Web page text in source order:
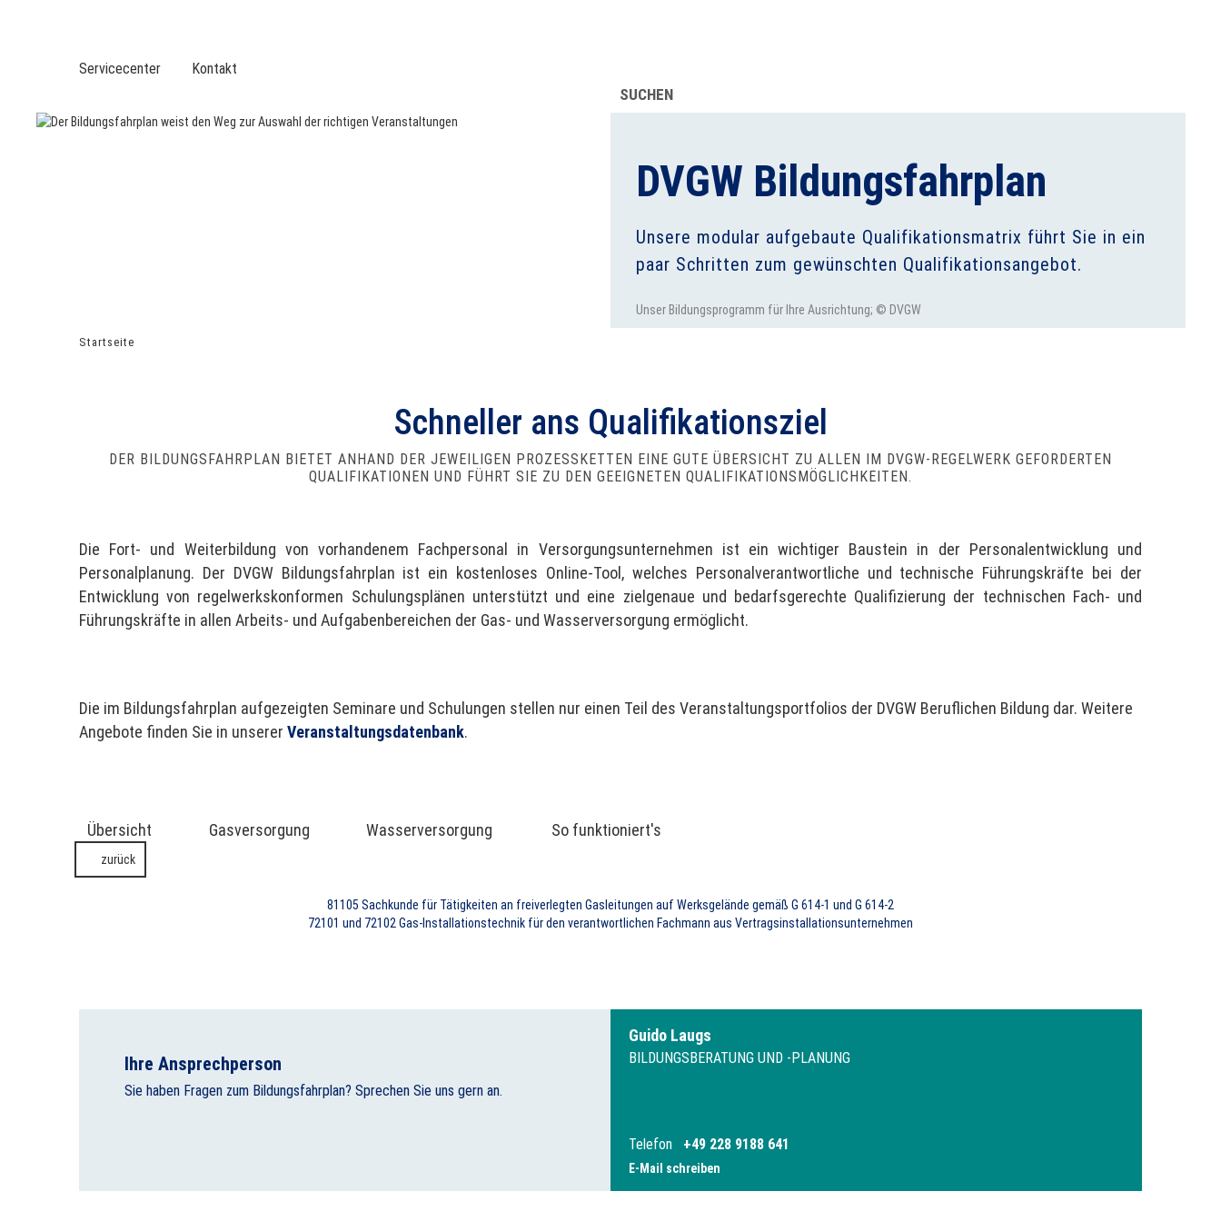
Servicecenter Kontakt
SUCHEN
DVGW Bildungsfahrplan
Unsere modular aufgebaute Qualifikationsmatrix führt Sie in ein
paar Schritten zum gewünschten Qualifikationsangebot.
Unser Bildungsprogramm für Ihre Ausrichtung; © DVGW
Startseite
Schneller ans Qualifikationsziel
DER BILDUNGSFAHRPLAN BIETET ANHAND DER JEWEILIGEN PROZESSKETTEN EINE GUTE ÜBERSICHT ZU ALLEN IM DVGW-REGELWERK GEFORDERTEN
QUALIFIKATIONEN UND FÜHRT SIE ZU DEN GEEIGNETEN QUALIFIKATIONSMÖGLICHKEITEN.
Die Fort- und Weiterbildung von vorhandenem Fachpersonal in Versorgungsunternehmen ist ein wichtiger Baustein in der Personalentwicklung und
Personalplanung. Der DVGW Bildungsfahrplan ist ein kostenloses Online-Tool, welches Personalverantwortliche und technische Führungskräfte bei der
Entwicklung von regelwerkskonformen Schulungsplänen unterstützt und eine zielgenaue und bedarfsgerechte Qualifizierung der technischen Fach- und
Führungskräfte in allen Arbeits- und Aufgabenbereichen der Gas- und Wasserversorgung ermöglicht.
Die im Bildungsfahrplan aufgezeigten Seminare und Schulungen stellen nur einen Teil des Veranstaltungsportfolios der DVGW Beruflichen Bildung dar. Weitere
Angebote finden Sie in unserer Veranstaltungsdatenbank.
Übersicht Gasversorgung Wasserversorgung So funktioniert's
zurück
81105 Sachkunde für Tätigkeiten an freiverlegten Gasleitungen auf Werksgelände gemäß G 614-1 und G 614-2
72101 und 72102 Gas-Installationstechnik für den verantwortlichen Fachmann aus Vertragsinstallationsunternehmen
Ihre Ansprechperson
Sie haben Fragen zum Bildungsfahrplan? Sprechen Sie uns gern an.
Guido Laugs
BILDUNGSBERATUNG UND -PLANUNG
Telefon +49 228 9188 641
E-Mail schreiben